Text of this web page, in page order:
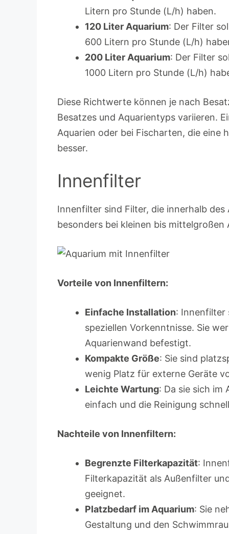
Litern pro Stunde (L/h) haben.
120 Liter Aquarium: Der Filter
600 Litern pro Stunde (L/h)
200 Liter Aquarium: Der Filter
1000 Litern pro Stunde (L/h)
Diese Richtwerte können je nach
Besatzes und Aquarientyps variieren.
Aquarien oder bei Fischarten, die eine
besser.
Innenfilter
Innenfilter sind Filter, die innerhalb
besonders bei kleinen bis mittelgroßen
Vorteile von Innenfiltern:
Einfache Installation: Innenfilter
speziellen Vorkenntnisse. Sie
Aquarienwand befestigt.
Kompakte Größe: Sie sind
wenig Platz für externe Geräte
Leichte Wartung: Da sie sich im
einfach und die Reinigung
Nachteile von Innenfiltern:
Begrenzte Filterkapazität:
Filterkapazität als Außenfilter
geeignet.
Platzbedarf im Aquarium: Sie
Gestaltung und den